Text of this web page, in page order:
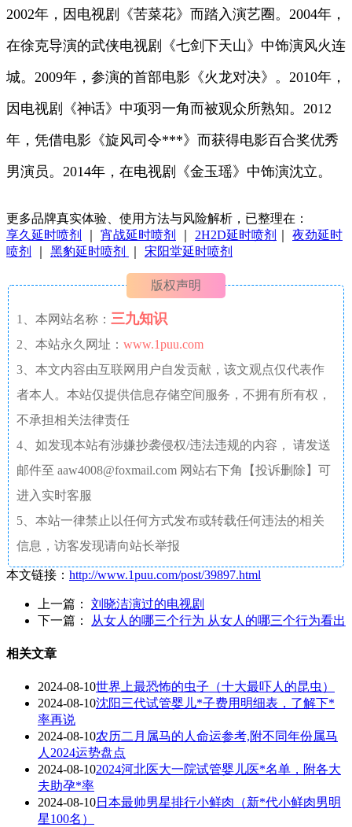
2002年，因电视剧《苦菜花》而踏入演艺圈。2004年，
在徐克导演的武侠电视剧《七剑下天山》中饰演风火连
城。2009年，参演的首部电影《火龙对决》。2010年，
因电视剧《神话》中项羽一角而被观众所熟知。2012
年，凭借电影《旋风司令***》而获得电影百合奖优秀
男演员。2014年，在电视剧《金玉瑶》中饰演沈立。
更多品牌真实体验、使用方法与风险解析，已整理在：
享久延时喷剂
宵战延时喷剂 2H2D延时喷剂
夜劲延时
喷剂
黑豹延时喷剂 宋阳堂延时喷剂
版权声明
1、本网站名称： 三九知识
2、本站永久网址： www.1puu.com
3、本文内容由互联网用户自发贡献，该文观点仅代表作
者本人。本站仅提供信息存储空间服务，不拥有所有权，
不承担相关法律责任
4、如发现本站有涉嫌抄袭侵权/违法违规的内容， 请发送
邮件至 aaw4008@foxmail.com 网站右下角【投诉删除】可
进入实时客服
5、本站一律禁止以任何方式发布或转载任何违法的相关
信息，访客发现请向站长举报
本文链接： http://www.1puu.com/post/39897.html
上一篇： 刘晓洁演过的电视剧
下一篇：
从女人的哪三个行为 从女人的哪三个行为看出
相关文章
2024-08-10世界上最恐怖的虫子（十大最吓人的昆虫）
2024-08-10沈阳三代试管婴儿*子费用明细表，了解下*
率再说
2024-08-10农历二月属马的人命运参考,附不同年份属马
人2024运势盘点
2024-08-102024河北医大一院试管婴儿医*名单，附各大
夫助孕*率
2024-08-10日本最帅男星排行小鲜肉（新*代小鲜肉男明
星100名）